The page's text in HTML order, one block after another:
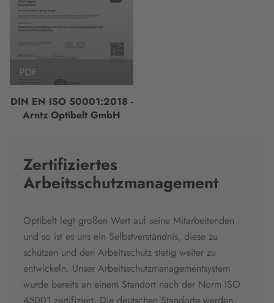
PDF
DIN EN ISO 50001:2018 -
Arntz Optibelt GmbH
Zertifiziertes
Arbeitsschutzmanagement
Optibelt legt großen Wert auf seine Mitarbeitenden
und so ist es uns ein Selbstverständnis, diese zu
schützen und den Arbeitsschutz stetig weiter zu
entwickeln. Unser Arbeitsschutzmanagementsystem
wurde bereits an einem Standort nach der Norm ISO